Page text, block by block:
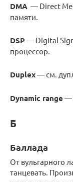
DMA — Direct
памяти.
DSP— Digital
процессор.
Duplex— cм.
Dynamic range —
Б
Баллада
От вульгарного
танцевать.